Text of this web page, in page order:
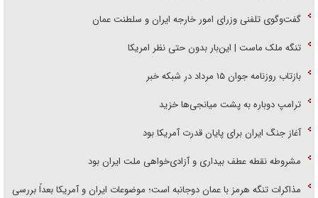
گفت‌وگوی تلفنی وزرای امور خارجه ایران و سلطنت عمان
تنگه ملک ماست | این‌بار بدون حتی نظر امریکا
بازتاب روزنامه جوان ۱۵ مرداد در شبکه خبر
ترامپ دوباره به پشت میانجی‌ها خزید
آغاز جنگ ایران برای پایان قدرت آمریکا بود
مشروطه نقطه عطف بیداری و آزادی‌خواهی ملت ایران بود
مذاکرات تنگه هرمز با عمان دوجانبه است؛ موضوعات ایران و آمریکا بعداً بررسی